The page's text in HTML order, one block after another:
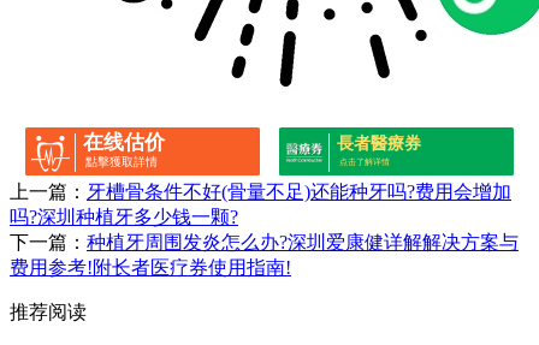
在线估价
點擊獲取詳情
長者醫療券
点击了解详情
上一篇： 牙槽骨条件不好(骨量不足)还能种牙吗?费用会增加
吗?深圳种植牙多少钱一颗?
下一篇： 种植牙周围发炎怎么办?深圳爱康健详解解决方案与
费用参考!附长者医疗券使用指南!
推荐阅读